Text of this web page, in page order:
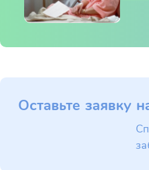
Оставьте заявку